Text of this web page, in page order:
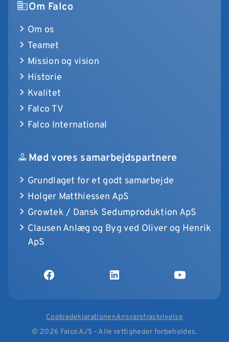
Om Falco
Om os
Teamet
Mission og vision
Historie
Kvalitet
Falco TV
Falco International
Mød vores samarbejdspartnere
Grundlaget for et godt samarbejde
Holger Matthiessen ApS
Growtek / Dansk Sedumproduktion ApS
Clausen Anlæg og Byg ved Oliver og Henrik
ApS
© 2026 Falco A/S - Alle rettigheder forbeholdes.
CookiedeklarationenAnsvarsfraskrivelse